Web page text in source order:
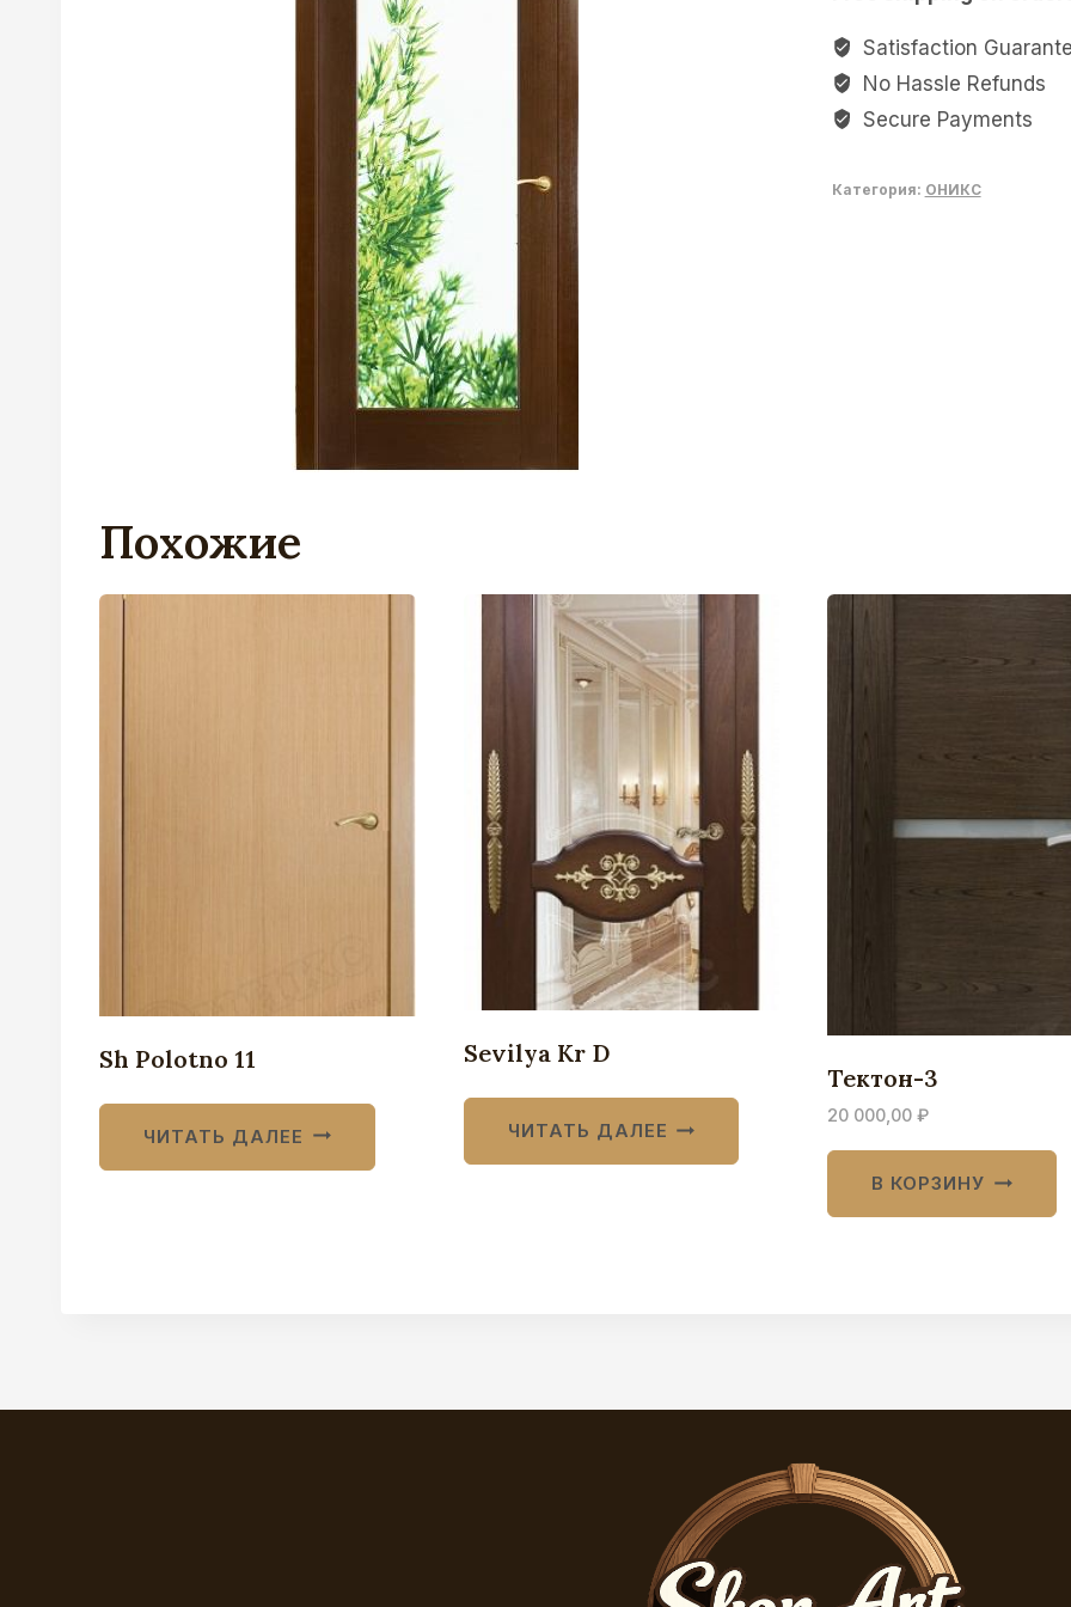
Satisfaction
No Hassle Refunds
Secure Payments
Категория: ОНИКС
Похожие
Sh Polotno 11
ЧИТАТЬ ДАЛЕЕ
Sevilya Kr D
ЧИТАТЬ ДАЛЕЕ
Тектон-3
20 000,00 ₽
В КОРЗИНУ